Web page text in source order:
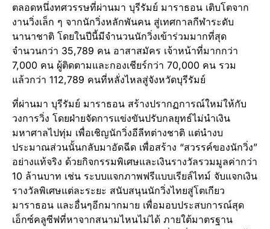
ตลอดหนึ่งทศวรรษที่ผ่านมา บุรีรัมย์ มาราธอน เติบโตจาก
งานวิ่งเล็ก ๆ จากนักวิ่งหลักพันคน สู่เทศกาลกีฬาระดับ
นานาชาติ โดยในปีนี้มีจำนวนนักวิ่งเข้าร่วมมากที่สุด
จำนวนกว่า 35,789 คน อาสาสมัคร เจ้าหน้าที่มากกว่า
7,000 คน ผู้ติดตามและกองเชียร์กว่า 70,000 คน รวม
แล้วกว่า 112,789 คนที่หลั่งไหลสู่จังหวัดบุรีรัมย์
ที่ผ่านมา บุรีรัมย์ มาราธอน สร้างปรากฏการณ์ใหม่ให้กับ
วงการวิ่ง โดยฝ่ายจัดการแข่งขันปรับกลยุทธ์ไม่นำเงิน
มหาศาลไปทุ่ม เพื่อเชิญนักวิ่งอีลีทต่างชาติ แต่นำงบ
ประมาณส่วนนั้นกลับมาอัดฉีด เพื่อสร้าง “สวรรค์ของนักวิ่ง”
อย่างแท้จริง ด้วยกิจกรรมพิเศษและเงินรางวัลรวมมูลค่ากว่า
10 ล้านบาท เช่น ระบบแจกภาพฟรีแบบเรียล์ไทม์ จับแจกเงิน
รางวัลพิเศษแต่ละระยะ สนับสนุนนักวิ่งไทยสู่โตเกียว
มาราธอน และอื่นๆอีกมากมาย เพื่อมอบประสบการณ์สุด
เอ็กซ์คลูซีฟที่หาจากสนามไหนไม่ได้ ภายใต้มาตรฐาน